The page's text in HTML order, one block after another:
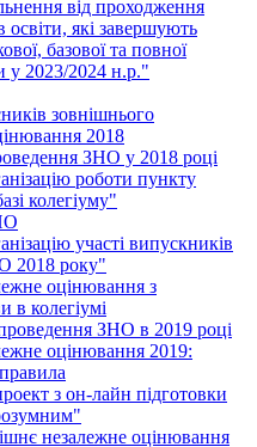
від проходження
освіти, які завершують
базової та повної
у 2023/2024 н.р."
зовнішнього
2018
ЗНО у 2018 році
роботи пункту
колегіуму"
участі випускників
2018 року"
оцінювання з
в колегіумі
ЗНО в 2019 році
оцінювання 2019:
з он-лайн підготовки
незалежне оцінювання